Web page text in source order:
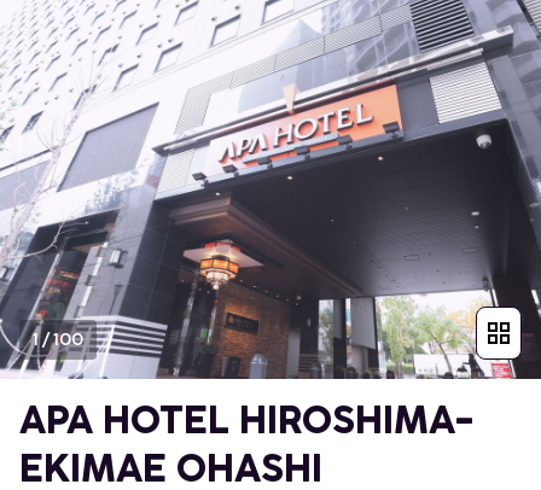
1/100
APA HOTEL HIROSHIMA-
EKIMAE OHASHI